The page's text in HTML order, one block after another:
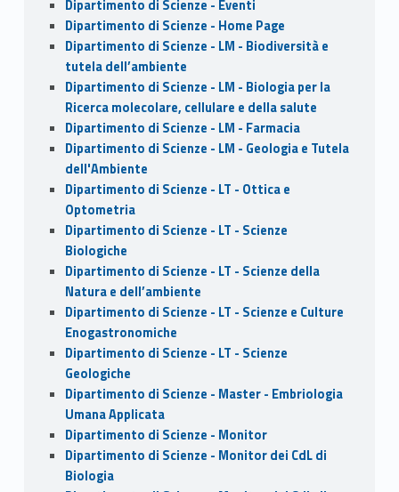
Dipartimento di Scienze - Eventi
Dipartimento di Scienze - Home Page
Dipartimento di Scienze - LM - Biodiversità e
tutela dell’ambiente
Dipartimento di Scienze - LM - Biologia per la
Ricerca molecolare, cellulare e della salute
Dipartimento di Scienze - LM - Farmacia
Dipartimento di Scienze - LM - Geologia e Tutela
dell'Ambiente
Dipartimento di Scienze - LT - Ottica e
Optometria
Dipartimento di Scienze - LT - Scienze
Biologiche
Dipartimento di Scienze - LT - Scienze della
Natura e dell’ambiente
Dipartimento di Scienze - LT - Scienze e Culture
Enogastronomiche
Dipartimento di Scienze - LT - Scienze
Geologiche
Dipartimento di Scienze - Master - Embriologia
Umana Applicata
Dipartimento di Scienze - Monitor
Dipartimento di Scienze - Monitor dei CdL di
Biologia